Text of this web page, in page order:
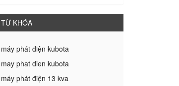
TỪ KHÓA
máy phát điện kubota
may phat dien kubota
máy phát điện 13 kva